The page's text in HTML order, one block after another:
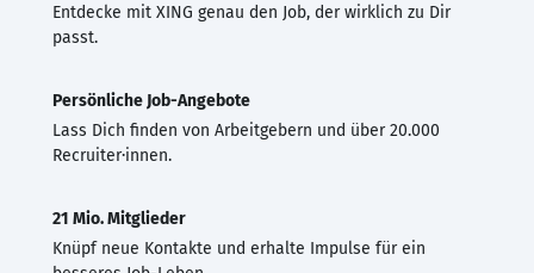
Entdecke mit XING genau den Job, der wirklich zu Dir
passt.
Persönliche Job-Angebote
Lass Dich finden von Arbeitgebern und über 20.000
Recruiter·innen.
21 Mio. Mitglieder
Knüpf neue Kontakte und erhalte Impulse für ein